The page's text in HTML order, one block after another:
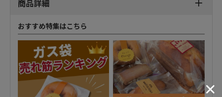
商品詳細
おすすめ特集はこちら